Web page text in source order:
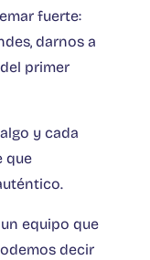
fuerte:
darnos a
primer
y cada
que
equipo que
decir